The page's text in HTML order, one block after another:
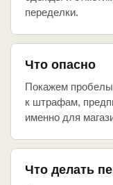
переделки.
Что опасно
Покажем
к штрафам,
именно для
Что делать